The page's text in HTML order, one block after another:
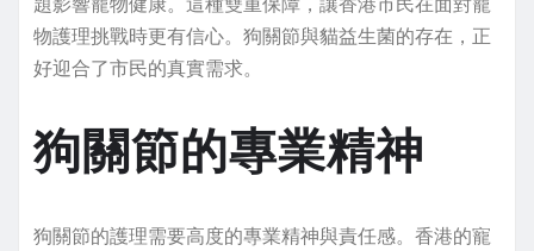
物護理挑戰時更有信心。狗關節與貓益生菌的存在，正
好迎合了市民的真實需求。
狗關節的專業精神
狗關節的護理需要高度的專業精神與責任感。香港的寵